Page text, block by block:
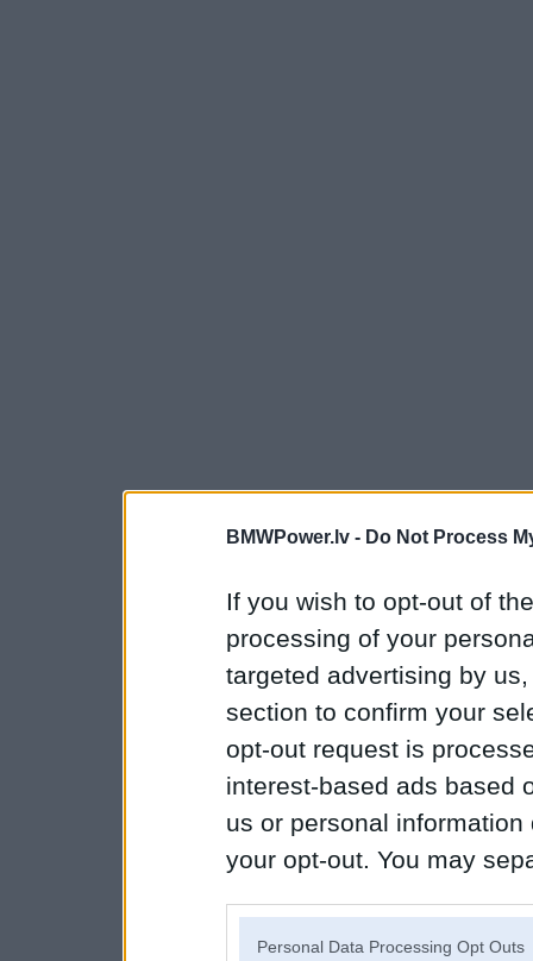
BMWPower.lv - Do Not Process
If you wish to opt-out of
processing of your
targeted advertising by
section to confirm your
opt-out request is
interest-based ads based
us or personal
your opt-out. You may
Personal Data Processing Opt Outs